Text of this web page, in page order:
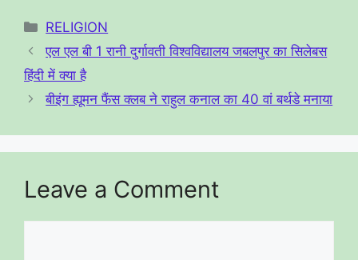
l
gr
a
m
b
o
o
Categories
RELIGION
एल एल बी 1 रानी दुर्गावती विश्वविद्यालय जबलपुर का सिलेबस
हिंदी में क्या है
बीइंग ह्यूमन फैंस क्लब ने राहुल कनाल का 40 वां बर्थडे मनाया
Leave a Comment